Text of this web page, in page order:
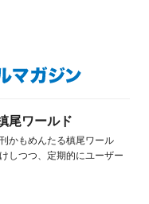
尾ワールド
かもめんたる槙尾ワール
しつつ、定期的にユーザー